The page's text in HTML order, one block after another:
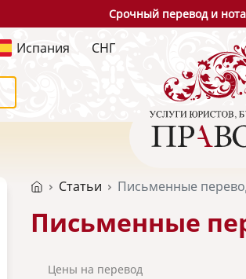
Срочный перевод и
Испания СНГ
Статьи Письменные
Письменные
Цены на перевод